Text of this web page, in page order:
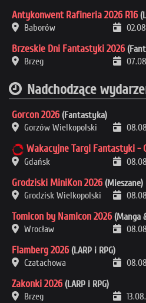
Antykonwent Rafineria 2026 R16
Baborów
Brzeskie Dni Fantastyki 2026
Brzeg
Nadchodzące
Gorcon 2026 (Fantastyka)
Gorzów Wielkopolski
Wakacyjne Targi Fantastyki -
Gdańsk
Grodziski MiniKon 2026 (Mieszane)
Grodzisk Wielkopolski
Tomicon by Namicon 2026 (Manga
Wrocław
Flamberg 2026 (LARP i RPG)
Czatachowa
Zakonki 2026 (LARP i RPG)
Brzeg